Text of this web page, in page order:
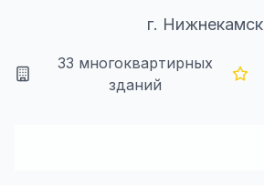
г. Нижнекамск
33 многоквартирных
зданий